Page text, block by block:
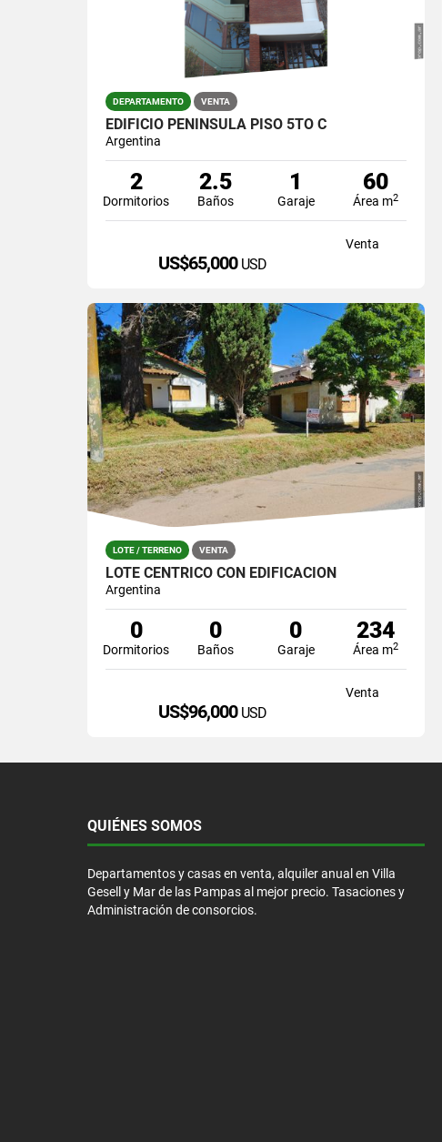
DEPARTAMENTO VENTA
EDIFICIO PENINSULA PISO 5TO C
Argentina
2
Dormitorios
2.5
Baños
1
Garaje
60
Área m2
Venta
US$65,000 USD
LOTE / TERRENO VENTA
LOTE CÉNTRICO CON EDIFICACIÓN
Argentina
0
Dormitorios
0
Baños
0
Garaje
234
Área m2
Venta
US$96,000 USD
QUIÉNES SOMOS
Departamentos y casas en venta, alquiler anual en Villa
Gesell y Mar de las Pampas al mejor precio. Tasaciones y
Administración de consorcios.